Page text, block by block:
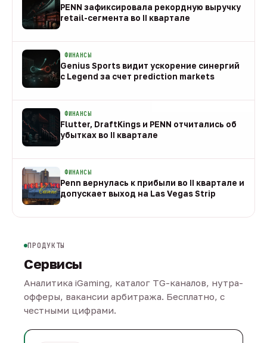
PENN зафиксировала рекордную выручку
retail-сегмента во II квартале
ФИНАНСЫ
Genius Sports видит ускорение синергий
с Legend за счет prediction markets
ФИНАНСЫ
Flutter, DraftKings и PENN отчитались об
убытках во II квартале
ФИНАНСЫ
Penn вернулась к прибыли во II квартале и
допускает выход на Las Vegas Strip
ПРОДУКТЫ
Сервисы
Аналитика iGaming, каталог TG-каналов, нутра-
офферы, вакансии арбитража. Бесплатно, с
честными цифрами.